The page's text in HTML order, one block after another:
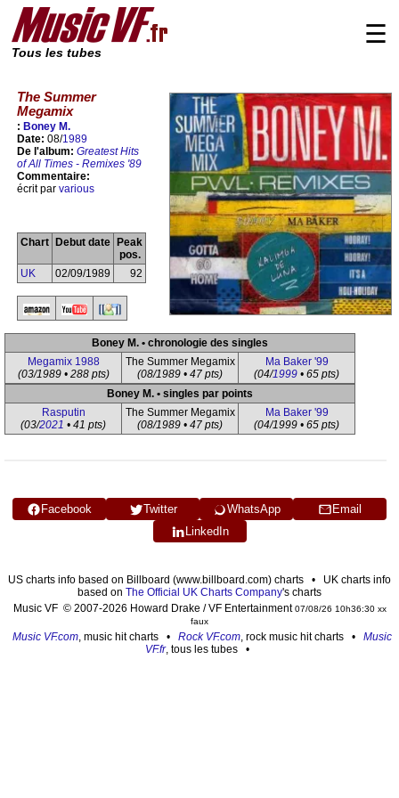
Tous les tubes
☰
The Summer
Megamix
: Boney M.
Date: 08/1989
De l'album: Greatest Hits
of All Times - Remixes '89
Commentaire:
écrit par various
Chart Debut date
Peak
pos.
UK
02/09/1989 92
Boney M. • chronologie des singles
Megamix 1988
(03/1989 • 288 pts)
The Summer Megamix
(08/1989 • 47 pts)
Ma Baker '99
(04/1999 • 65 pts)
Boney M. • singles par points
Rasputin
(03/2021 • 41 pts)
The Summer Megamix
(08/1989 • 47 pts)
Ma Baker '99
(04/1999 • 65 pts)
Facebook Twitter WhatsApp
Email
LinkedIn
US charts info based on Billboard (www.billboard.com) charts • UK charts info
based on The Official UK Charts Company's charts
Music VF © 2007-2026 Howard Drake / VF Entertainment07/08/26 10h36:30 xx
faux
Music VF.com, music hit charts • Rock VF.com, rock music hit charts • Music
VF.fr, tous les tubes •